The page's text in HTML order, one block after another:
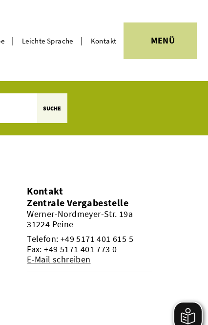
| Leichte Sprache | Kontakt MENÜ
SUCHE
Kontakt
Zentrale Vergabestelle
Werner-Nordmeyer-Str. 19a
31224 Peine
Telefon: +49 5171 401 615 5
Fax: +49 5171 401 773 0
E-Mail schreiben